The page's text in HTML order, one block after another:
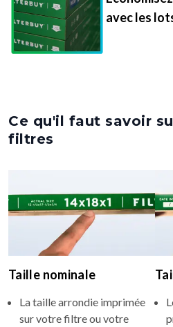
avec les
Ce qu'il faut savoir
filtres
Taille nominale
La taille arrondie imprimée
sur votre filtre ou votre